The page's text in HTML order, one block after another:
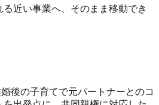
近い事業へ、そのまま移動でき
後の子育てで元パートナーとのコ